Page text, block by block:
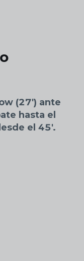
(27') ante
hasta el
el 45'.